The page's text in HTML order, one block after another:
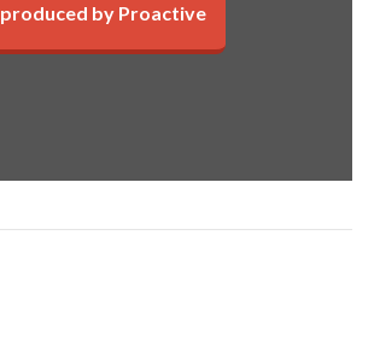
produced by Proactive